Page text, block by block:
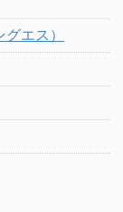
エス）